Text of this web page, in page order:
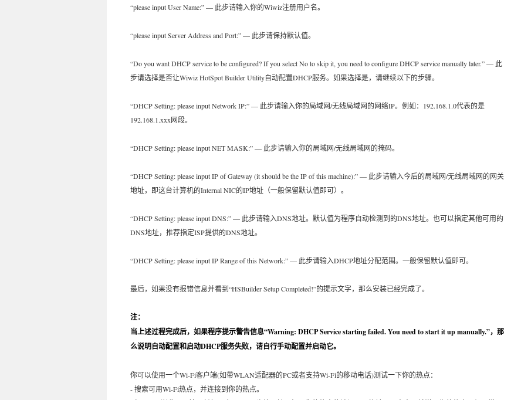
“please input User Name:” — 此步请输入你的Wiwiz注册用户名。
“please input Server Address and Port:” — 此步请保持默认值。
“Do you want DHCP service to be configured? If you select No to skip it, you need to configure DHCP service manually later.” — 此
步请选择是否让Wiwiz HotSpot Builder Utility自动配置DHCP服务。如果选择是，请继续以下的步骤。
“DHCP Setting: please input Network IP:” — 此步请输入你的局域网/无线局域网的网络IP。例如：192.168.1.0代表的是
192.168.1.xxx网段。
“DHCP Setting: please input NET MASK:” — 此步请输入你的局域网/无线局域网的掩码。
“DHCP Setting: please input IP of Gateway (it should be the IP of this machine):” — 此步请输入今后的局域网/无线局域网的网关
地址，即这台计算机的Internal NIC的IP地址（一般保留默认值即可）。
“DHCP Setting: please input DNS:” — 此步请输入DNS地址。默认值为程序自动检测到的DNS地址。也可以指定其他可用的
DNS地址，推荐指定ISP提供的DNS地址。
“DHCP Setting: please input IP Range of this Network:” — 此步请输入DHCP地址分配范围。一般保留默认值即可。
最后，如果没有报错信息并看到“HSBuilder Setup Completed!”的提示文字，那么安装已经完成了。
注：
当上述过程完成后，如果程序提示警告信息“Warning: DHCP Service starting failed. You need to start it up manually.”，那
么说明自动配置和启动DHCP服务失败，请自行手动配置并启动它。
你可以使用一个Wi-Fi客户端(如带WLAN适配器的PC或者支持Wi-Fi的移动电话)测试一下你的热点：
- 搜索可用Wi-Fi热点，并连接到你的热点。